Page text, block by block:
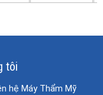
tôi
hệ Máy Thẩm Mỹ